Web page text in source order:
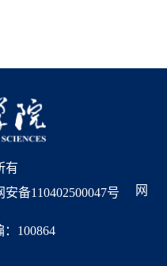
有
安备110402500047号
网
100864